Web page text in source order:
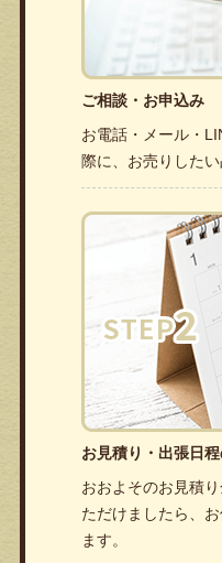
ご相談・お申込み
お電話・メール・
際に、お売りした
お見積り・出張日
おおよそのお見積
ただけましたら、
ます。